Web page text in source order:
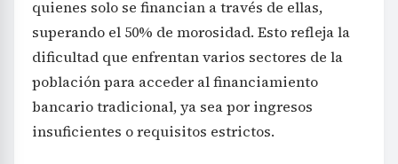
quienes solo se financian a través de ellas,
superando el 50% de morosidad. Esto refleja la
dificultad que enfrentan varios sectores de la
población para acceder al financiamiento
bancario tradicional, ya sea por ingresos
insuficientes o requisitos estrictos.